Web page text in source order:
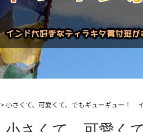
>小さくて、可愛くて、でもギューギュー！